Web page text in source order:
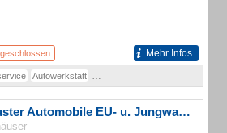
Mehr Infos
Autowerkstatt
Schuster Automobile EU- u. Jungwagen